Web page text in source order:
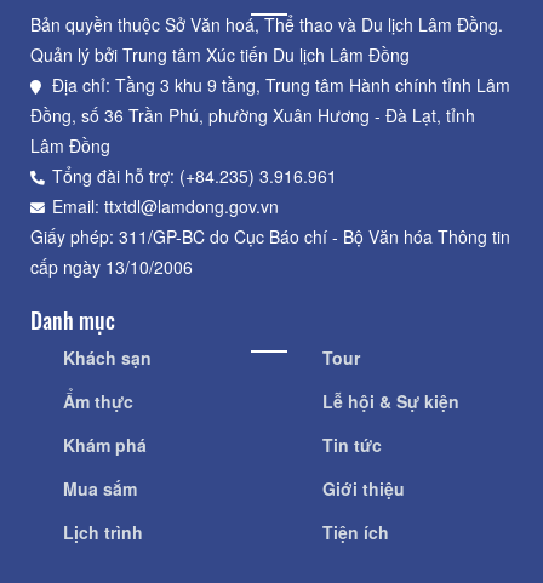
Bản quyền thuộc Sở Văn hoá, Thể thao và Du lịch Lâm Đồng.
Quản lý bởi Trung tâm Xúc tiến Du lịch Lâm Đồng
Địa chỉ: Tầng 3 khu 9 tầng, Trung tâm Hành chính tỉnh Lâm
Đồng, số 36 Trần Phú, phường Xuân Hương - Đà Lạt, tỉnh
Lâm Đồng
Tổng đài hỗ trợ: (+84.235) 3.916.961
Email: ttxtdl@lamdong.gov.vn
Giấy phép: 311/GP-BC do Cục Báo chí - Bộ Văn hóa Thông tin
cấp ngày 13/10/2006
Danh mục
Khách sạn
Ẩm thực
Khám phá
Mua sắm
Lịch trình
Tour
Lễ hội & Sự kiện
Tin tức
Giới thiệu
Tiện ích